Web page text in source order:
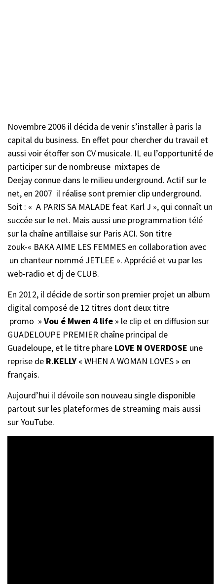
Novembre 2006 il décida de venir s’installer à paris la
capital du business. En effet pour chercher du travail et
aussi voir étoffer son CV musicale. IL eu l’opportunité de
participer sur de nombreuse mixtapes de
Deejay connue dans le milieu underground. Actif sur le
net, en 2007 il réalise sont premier clip underground.
Soit : « A PARIS SA MALADE feat Karl J », qui connaît un
succée sur le net. Mais aussi une programmation télé
sur la chaîne antillaise sur Paris ACI. Son titre
zouk-« BAKA AIME LES FEMMES en collaboration avec
un chanteur nommé JETLEE ». Apprécié et vu par les
web-radio et dj de CLUB.
En 2012, il décide de sortir son premier projet un album
digital composé de 12 titres dont deux titre
promo » Vou é Mwen 4 life » le clip et en diffusion sur
GUADELOUPE PREMIER chaîne principal de
Guadeloupe, et le titre phare LOVE N OVERDOSE une
reprise de R.KELLY « WHEN A WOMAN LOVES » en
français.
Aujourd’hui il dévoile son nouveau single disponible
partout sur les plateformes de streaming mais aussi
sur YouTube.